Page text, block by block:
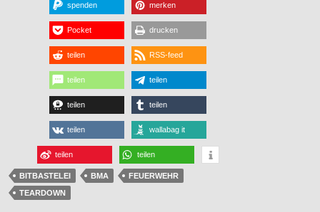
spenden merken
Pocket drucken
teilen RSS-feed
teilen teilen
teilen teilen
teilen wallabag it
teilen teilen
BITBASTELEI BMA
FEUERWEHR
TEARDOWN